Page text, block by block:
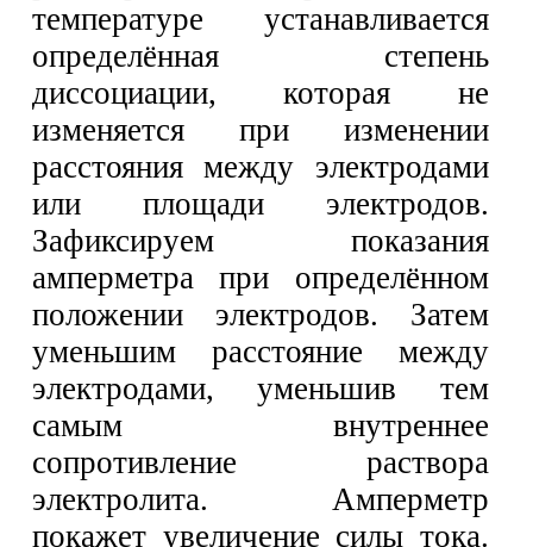
температуре устанавливается
определённая степень
диссоциации, которая не
изменяется при изменении
расстояния между электродами
или площади электродов.
Зафиксируем показания
амперметра при определённом
положении электродов. Затем
уменьшим расстояние между
электродами, уменьшив тем
самым внутреннее
сопротивление раствора
электролита. Амперметр
покажет увеличение силы тока.